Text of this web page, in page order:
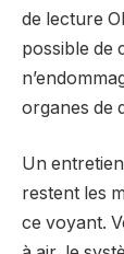
de lecture
possible de
organes de
Un
restent les
ce voyant.